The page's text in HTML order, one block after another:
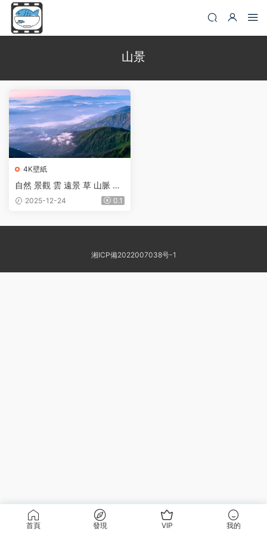
山景
4K壁紙
自然 景觀 雲 遠景 草 山脈 天
空 森林 山景 地平線 谷 村莊
2025-12-24 0.1
湘ICP備2022007038号-1
首頁 發現 VIP 我的